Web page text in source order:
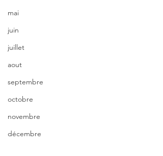
mai
juin
juillet
aout
septembre
octobre
novembre
décembre